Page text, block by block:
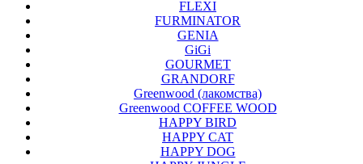
FLEXI
FURMINATOR
GENIA
GiGi
GOURMET
GRANDORF
Greenwood (лакомства)
Greenwood COFFEE WOOD
HAPPY BIRD
HAPPY CAT
HAPPY DOG